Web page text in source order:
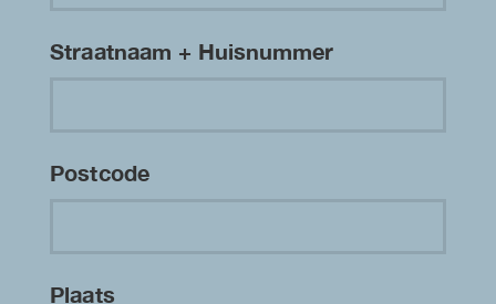
Straatnaam + Huisnummer
Postcode
Plaats